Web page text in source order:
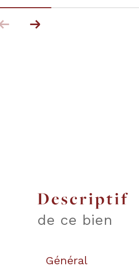
descriptif
de ce bien
Général